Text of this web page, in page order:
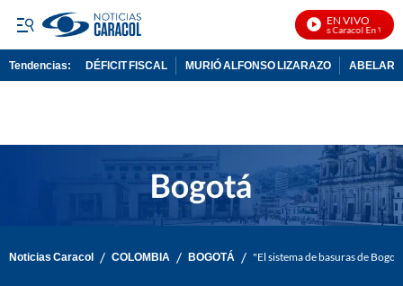
EN VIVO
Noticias Caracol En Vivo
Tendencias: DÉFICIT FISCAL MURIÓ ALFONSO LIZARAZO
Noticias Caracol / COLOMBIA / BOGOTÁ / "El sistema de basuras de